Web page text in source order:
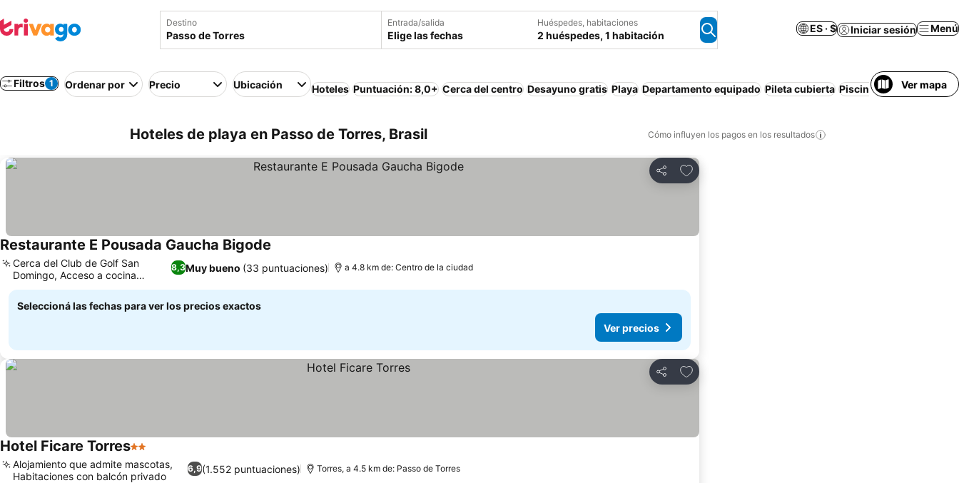
Destino Entrada/salida
Elige las fechas
Huéspedes, habitaciones
2 huéspedes, 1 habitación
ES · $ Iniciar sesión Menú
Filtros 1 Ordenar por Precio Ubicación Hoteles Puntuación: 8,0+ Cerca del centro Desayuno gratis Playa Departamento equipado Pileta cubierta Piscina Bañera de
Ver mapa
Hoteles de playa en Passo de Torres, Brasil Cómo influyen los pagos en los resultados
Compartir
Añadir a favoritos
Restaurante E Pousada Gaucha Bigode
8,3Muy bueno (33 puntuaciones)
Cerca del Club de Golf San
Domingo, Acceso a cocina
compartida
a 4.8 km de: Centro de la ciudad
Seleccioná las fechas para ver los precios exactos
Ver precios
Compartir
Añadir a favoritos
Hotel Ficare Torres2 Estrellas
6,9(1.552 puntuaciones)
Alojamiento que admite mascotas,
Habitaciones con balcón privado
Torres, a 4.5 km de: Passo de Torres